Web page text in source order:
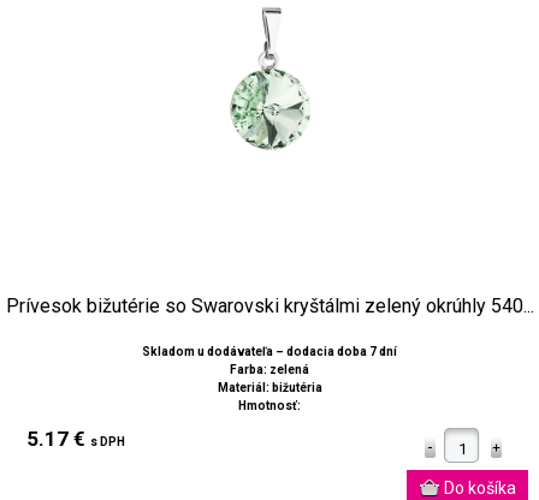
Prívesok bižutérie so Swarovski kryštálmi zelený okrúhly 540...
Skladom u dodávateľa – dodacia doba 7 dní
Farba: zelená
Materiál: bižutéria
Hmotnosť:
5.17 € s DPH